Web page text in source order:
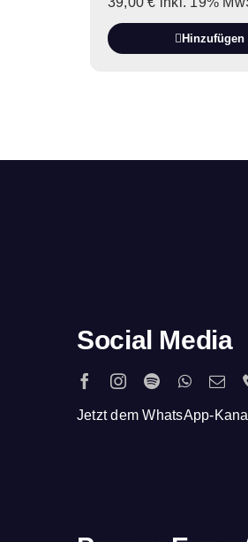
Hinzufügen
Social Media
Jetzt dem WhatsApp-